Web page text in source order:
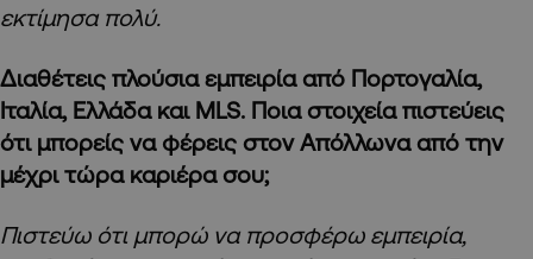
εκτίμησα πολύ.
Διαθέτεις πλούσια εμπειρία από Πορτογαλία,
Ιταλία, Ελλάδα και MLS. Ποια στοιχεία πιστεύεις
ότι μπορείς να φέρεις στον Απόλλωνα από την
μέχρι τώρα καριέρα σου;
Πιστεύω ότι μπορώ να προσφέρω εμπειρία,